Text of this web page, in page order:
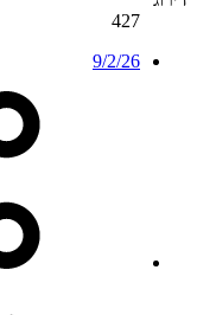
427
9/2/26